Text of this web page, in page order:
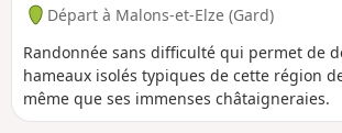
Départ à Malons-et-Elze (Gard)
Randonnée sans difficulté qui permet de
hameaux isolés typiques de cette région
même que ses immenses châtaigneraies.